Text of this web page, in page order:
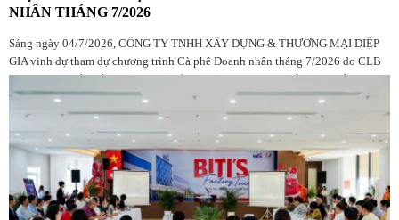
NHÂN THÁNG 7/2026
Sáng ngày 04/7/2026, CÔNG TY TNHH XÂY DỰNG & THƯƠNG MẠI DIỆP
GIA vinh dự tham dự chương trình Cà phê Doanh nhân tháng 7/2026 do CLB
Doanh nhân Đắk Lắk tại TP.HCM tổ chức, với sự góp mặt của đông đảo hội
viên, doanh nghiệp và khách mời.